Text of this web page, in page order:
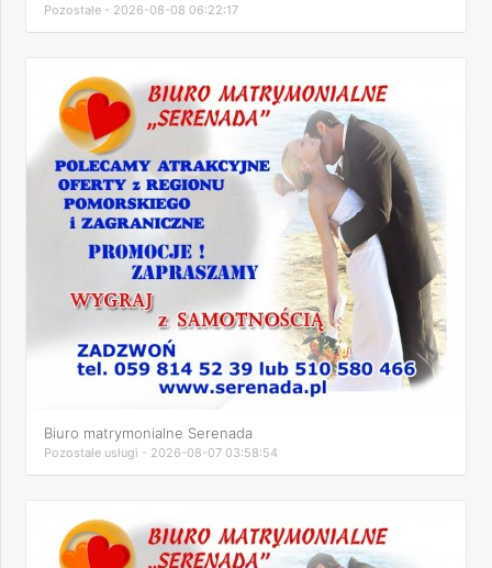
Pozostałe - 2026-08-08 06:22:17
Biuro matrymonialne Serenada
Pozostałe usługi - 2026-08-07 03:58:54